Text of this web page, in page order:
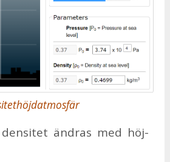
änd­ras med höj­